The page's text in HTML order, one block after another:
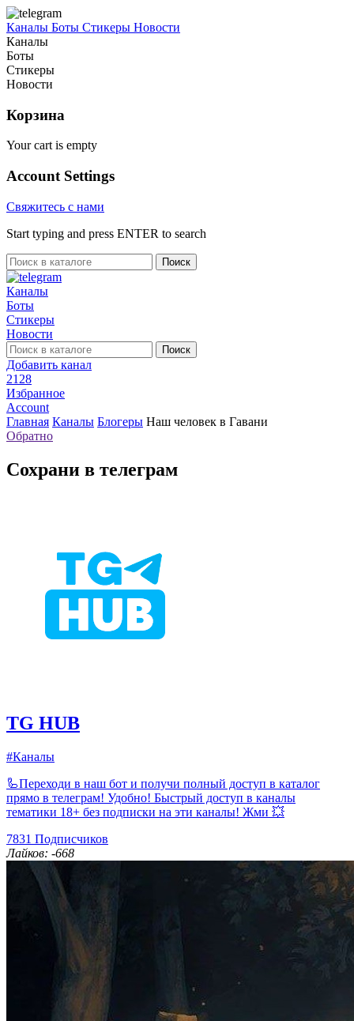
Каналы Боты Стикеры Новости
Каналы
Боты
Стикеры
Новости
Корзина
Your cart is empty
Account Settings
Свяжитесь с нами
Start typing and press ENTER to search
Поиск
Каналы
Боты
Стикеры
Новости
Поиск
Добавить канал
2128
Избранное
Account
Главная Каналы Блогеры Наш человек в Гавани
Обратно
Сохрани в телеграм
TG HUB
#Каналы
🦾Переходи в наш бот и получи полный доступ в каталог
прямо в телеграм! Удобно! Быстрый доступ в каналы
тематики 18+ без подписки на эти каналы! Жми 💥
7831 Подписчиков
Лайков: -668